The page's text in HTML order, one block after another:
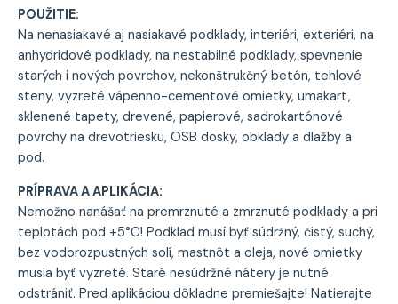
POUŽITIE:
Na nenasiakavé aj nasiakavé podklady, interiéri, exteriéri, na
anhydridové podklady, na nestabilné podklady, spevnenie
starých i nových povrchov, nekonštrukčný betón, tehlové
steny, vyzreté vápenno-cementové omietky, umakart,
sklenené tapety, drevené, papierové, sadrokartónové
povrchy na drevotriesku, OSB dosky, obklady a dlažby a
pod.
PRÍPRAVA A APLIKÁCIA:
Nemožno nanášať na premrznuté a zmrznuté podklady a pri
teplotách pod +5°C! Podklad musí byť súdržný, čistý, suchý,
bez vodorozpustných solí, mastnôt a oleja, nové omietky
musia byť vyzreté. Staré nesúdržné nátery je nutné
odstrániť. Pred aplikáciou dôkladne premiešajte! Natierajte